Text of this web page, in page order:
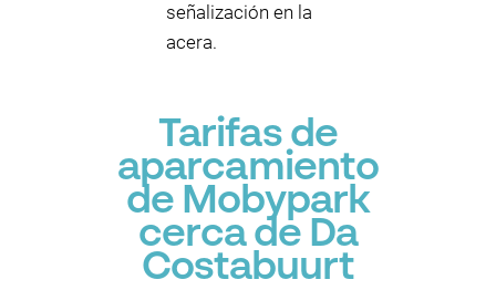
señalización en la
acera.
Tarifas de
aparcamiento
de Mobypark
cerca de Da
Costabuurt